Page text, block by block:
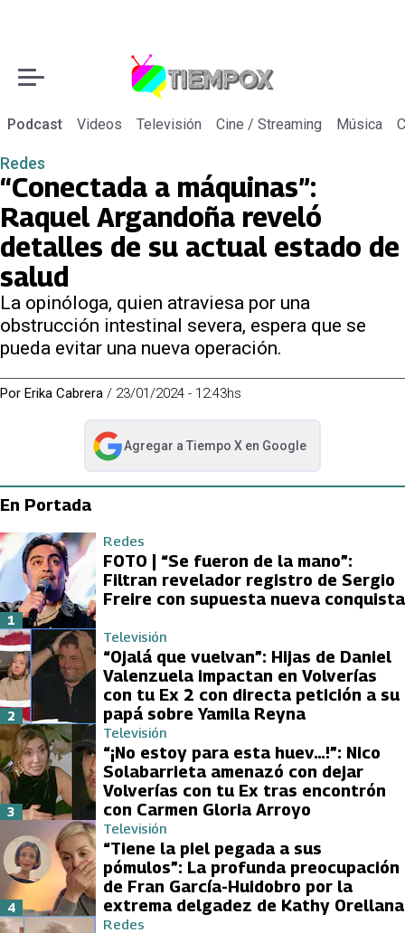
Podcast Videos Televisión Cine / Streaming Música
Redes
“Conectada a máquinas”:
Raquel Argandoña reveló
detalles de su actual estado de
salud
La opinóloga, quien atraviesa por una
obstrucción intestinal severa, espera que se
pueda evitar una nueva operación.
Por Erika Cabrera / 23/01/2024 - 12:43hs
Agregar a Tiempo Xen Google
abre en nueva pestaña
En Portada
Redes
FOTO | “Se fueron de la mano”:
Filtran revelador registro de Sergio
Freire con supuesta nueva conquista
1
Televisión
“Ojalá que vuelvan”: Hijas de Daniel
Valenzuela impactan en Volverías
con tu Ex 2 con directa petición a su
papá sobre Yamila Reyna
2
Televisión
“¡No estoy para esta huev…!”: Nico
Solabarrieta amenazó con dejar
Volverías con tu Ex tras encontrón
con Carmen Gloria Arroyo
3
Televisión
“Tiene la piel pegada a sus
pómulos”: La profunda preocupación
de Fran García-Huidobro por la
extrema delgadez de Kathy Orellana
4
Redes